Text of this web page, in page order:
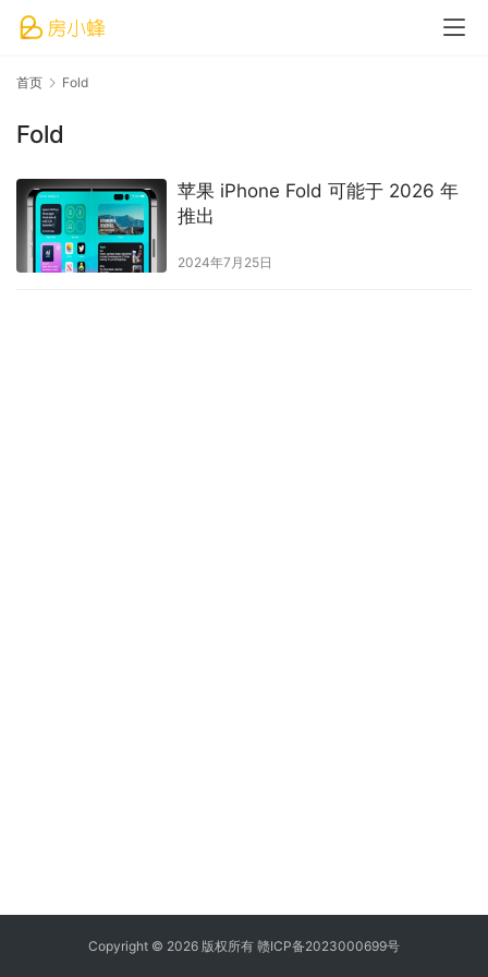
首页 Fold
Fold
苹果 iPhone Fold 可能于 2026 年
推出
2024年7月25日
Copyright © 2026 版权所有 赣ICP备2023000699号